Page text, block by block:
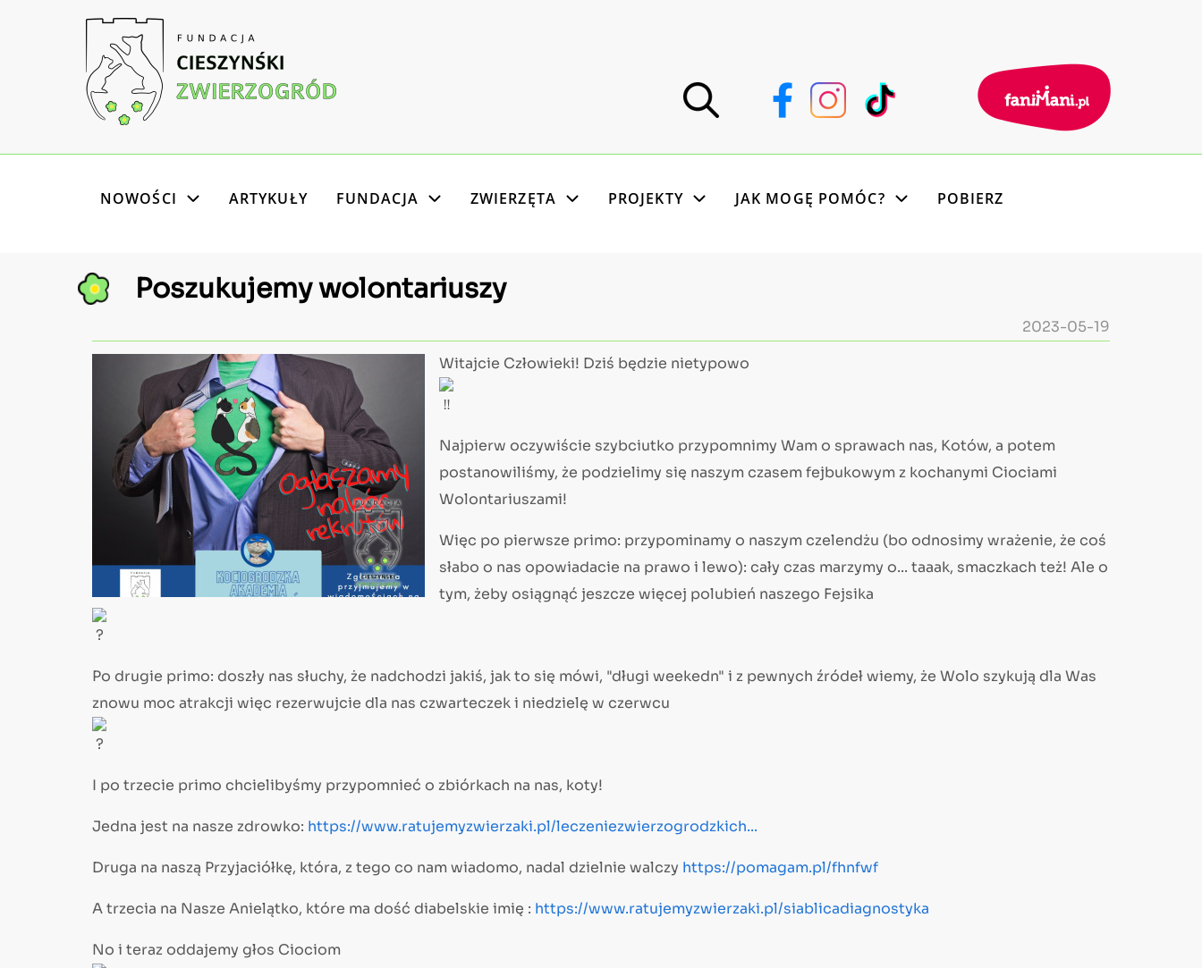
nawigacja
NOWOŚCI ARTYKUŁY FUNDACJA ZWIERZĘTA PROJEKTY JAK MOGĘ POMÓC? POBIERZ
Poszukujemy wolontariuszy
2023-05-19
Witajcie Człowieki! Dziś będzie nietypowo
Najpierw oczywiście szybciutko przypomnimy Wam o sprawach nas, Kotów, a potem
postanowiliśmy, że podzielimy się naszym czasem fejbukowym z kochanymi Ciociami
Wolontariuszami!
Więc po pierwsze primo: przypominamy o naszym czelendżu (bo odnosimy wrażenie, że coś
słabo o nas opowiadacie na prawo i lewo): cały czas marzymy o... taaak, smaczkach też! Ale o
tym, żeby osiągnąć jeszcze więcej polubień naszego Fejsika
Po drugie primo: doszły nas słuchy, że nadchodzi jakiś, jak to się mówi, "długi weekedn" i z pewnych źródeł wiemy, że Wolo szykują dla Was
znowu moc atrakcji więc rezerwujcie dla nas czwarteczek i niedzielę w czerwcu
I po trzecie primo chcielibyśmy przypomnieć o zbiórkach na nas, koty!
Jedna jest na nasze zdrowko: https://www.ratujemyzwierzaki.pl/leczeniezwierzogrodzkich...
Druga na naszą Przyjaciółkę, która, z tego co nam wiadomo, nadal dzielnie walczy https://pomagam.pl/fhnfwf
A trzecia na Nasze Anielątko, które ma dość diabelskie imię : https://www.ratujemyzwierzaki.pl/siablicadiagnostyka
No i teraz oddajemy głos Ciociom